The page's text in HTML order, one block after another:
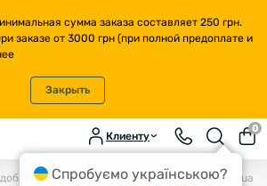
сумма заказа составляет 250 грн.
заказе от 3000 грн (при полной предоплате и
Закрыть
Клиенту
0
"корневая сила" 250 мл Royal Мix Aqua
Спробуємо українською?